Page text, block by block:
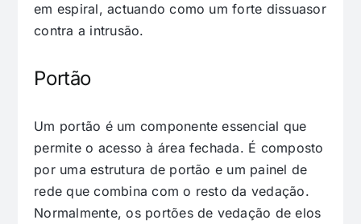
em espiral, actuando como um forte dissuasor
contra a intrusão.
Portão
Um portão é um componente essencial que
permite o acesso à área fechada. É composto
por uma estrutura de portão e um painel de
rede que combina com o resto da vedação.
Normalmente, os portões de vedação de elos